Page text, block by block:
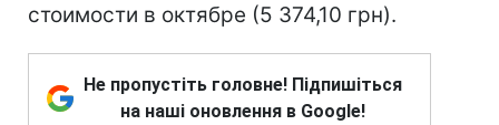
стоимости в октябре (5 374,10 грн).
Не пропустіть головне! Підпишіться
на наші оновлення в Google!